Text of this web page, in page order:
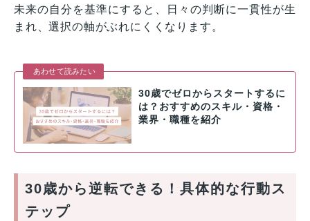
未来の自分を基準にすると、日々の判断に一貫性が生
まれ、選択の軸がぶれにくくなります。
あわせて読みたい
30歳でゼロからスタートするに
は？おすすめのスキル・資格・
業界・職種を紹介
30歳から逆転できる！具体的な行動ス
テップ